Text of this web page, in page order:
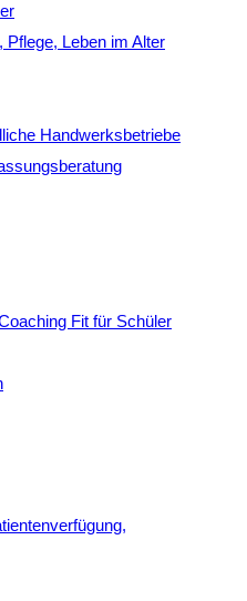
Pflege, Leben im Alter
Handwerksbetriebe
Fit für Schüler